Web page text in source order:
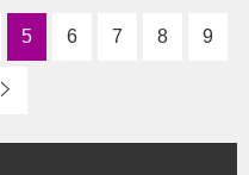
5 6 7 8 9